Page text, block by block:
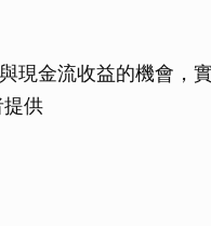
現金流收益的機會，
供